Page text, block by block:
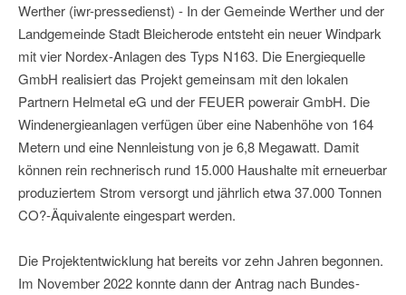
Werther (iwr-pressedienst) - In der Gemeinde Werther und der
Landgemeinde Stadt Bleicherode entsteht ein neuer Windpark
mit vier Nordex-Anlagen des Typs N163. Die Energiequelle
GmbH realisiert das Projekt gemeinsam mit den lokalen
Partnern Helmetal eG und der FEUER powerair GmbH. Die
Windenergieanlagen verfügen über eine Nabenhöhe von 164
Metern und eine Nennleistung von je 6,8 Megawatt. Damit
können rein rechnerisch rund 15.000 Haushalte mit erneuerbar
produziertem Strom versorgt und jährlich etwa 37.000 Tonnen
CO?-Äquivalente eingespart werden.
Die Projektentwicklung hat bereits vor zehn Jahren begonnen.
Im November 2022 konnte dann der Antrag nach Bundes-